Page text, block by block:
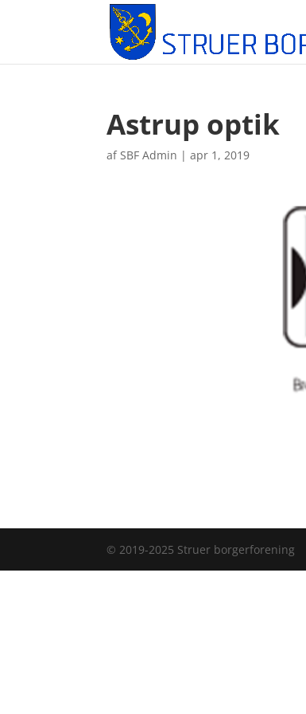
Astrup optik
afSBF Admin |apr 1, 2019
© 2019-2025 Struer borgerforening